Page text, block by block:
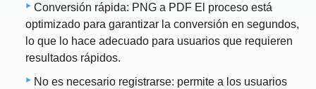
Conversión rápida: PNG a PDF El proceso está
optimizado para garantizar la conversión en segundos,
lo que lo hace adecuado para usuarios que requieren
resultados rápidos.
No es necesario registrarse: permite a los usuarios